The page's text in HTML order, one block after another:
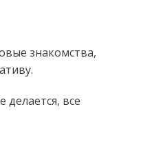
знакомства,
делается, все